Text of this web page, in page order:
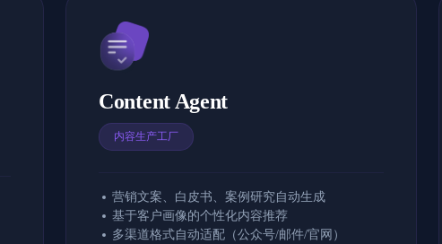
Content Agent
内容生产工厂
营销文案、白皮书、案例研究自动生成
基于客户画像的个性化内容推荐
多渠道格式自动适配（公众号/邮件/官网）